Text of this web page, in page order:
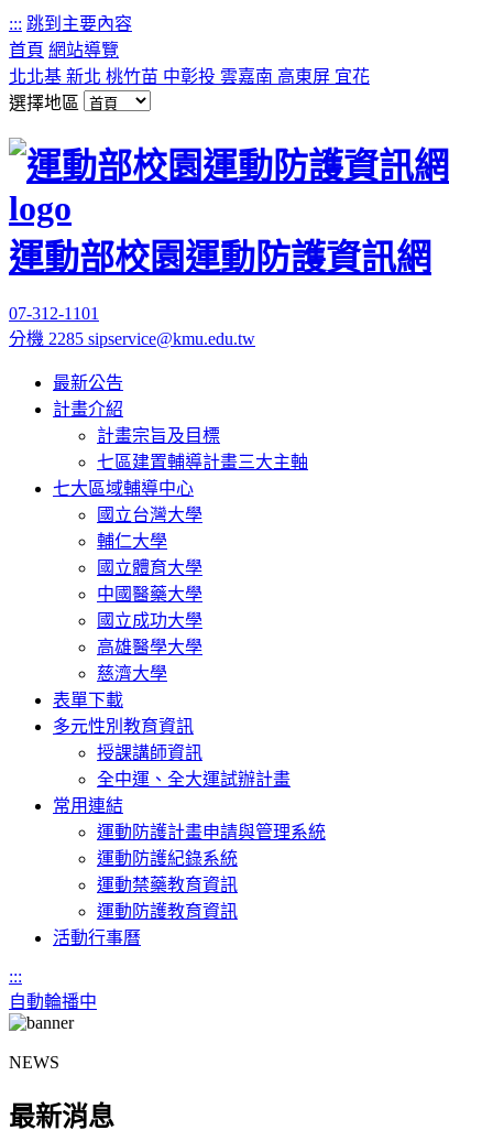
::: 跳到主要內容
首頁 網站導覽
北北基 新北 桃竹苗 中彰投 雲嘉南 高東屏 宜花
選擇地區
運動部校園運動防護資訊網
07-312-1101
分機 2285 sipservice@kmu.edu.tw
最新公告
計畫介紹
計畫宗旨及目標
七區建置輔導計畫三大主軸
七大區域輔導中心
國立台灣大學
輔仁大學
國立體育大學
中國醫藥大學
國立成功大學
高雄醫學大學
慈濟大學
表單下載
多元性別教育資訊
授課講師資訊
全中運、全大運試辦計畫
常用連結
運動防護計畫申請與管理系統
運動防護紀錄系統
運動禁藥教育資訊
運動防護教育資訊
活動行事曆
:::
自動輪播中
NEWS
最新消息